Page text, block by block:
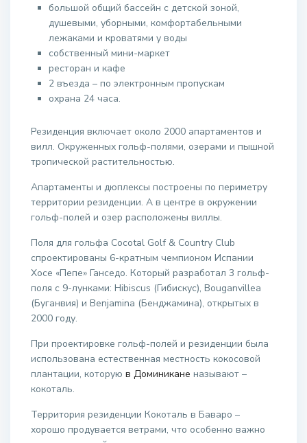
большой общий бассейн с детской зоной,
душевыми, уборными, комфортабельными
лежаками и кроватями у воды
собственный мини-маркет
ресторан и кафе
2 въезда – по электронным пропускам
охрана 24 часа.
Резиденция включает около 2000 апартаментов и
вилл. Окруженных гольф-полями, озерами и пышной
тропической растительностью.
Апартаменты и дюплексы построены по периметру
территории резиденции. А в центре в окружении
гольф-полей и озер расположены виллы.
Поля для гольфа Cocotal Golf & Country Club
спроектированы 6-кратным чемпионом Испании
Хосе «Пепе» Ганседо. Который разработал 3 гольф-
поля с 9-лунками: Hibiscus (Гибискус), Bouganvillea
(Буганвия) и Benjamina (Бенджамина), открытых в
2000 году.
При проектировке гольф-полей и резиденции была
использована естественная местность кокосовой
плантации, которую в Доминикане называют –
кокоталь.
Территория резиденции Кокоталь в Баваро –
хорошо продувается ветрами, что особенно важно